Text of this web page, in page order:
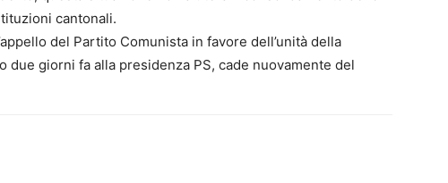
cantonali.
del Partito Comunista in favore dell’unità della
due giorni fa alla presidenza PS, cade nuovamente del